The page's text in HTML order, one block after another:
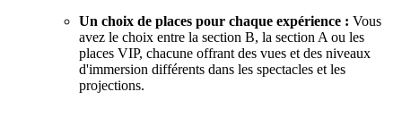
Un choix de places pour chaque expérience : Vous
avez le choix entre la section B, la section A ou les
places VIP, chacune offrant des vues et des niveaux
d'immersion différents dans les spectacles et les
projections.